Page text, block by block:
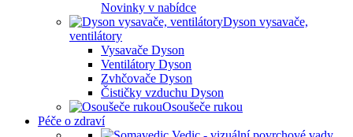
Novinky v nabídce
Dyson vysavače,
ventilátory
Vysavače Dyson
Ventilátory Dyson
Zvhčovače Dyson
Čističky vzduchu Dyson
Osoušeče rukou
Péče o zdraví